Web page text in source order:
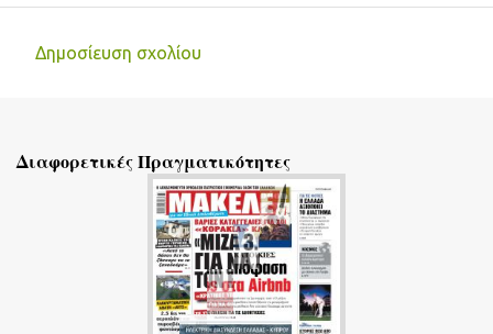
λ
Δημοσίευση σχολίου
Διαφορετικές Πραγματικότητες